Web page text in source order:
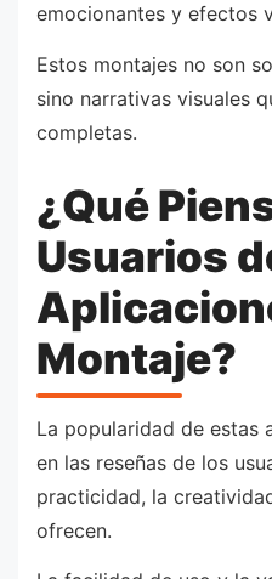
emocionantes y efectos
Estos montajes no son
sino narrativas visuales
completas.
¿Qué
Usuarios
Montaje?
La popularidad de estas
en las reseñas de los
practicidad, la
ofrecen.